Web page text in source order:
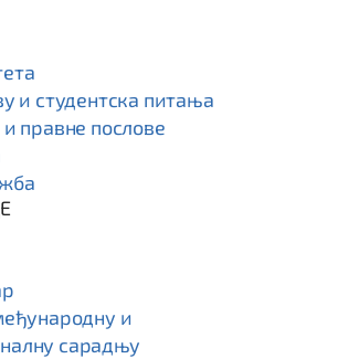
и студентска питања
правне послове
и
сарадњу